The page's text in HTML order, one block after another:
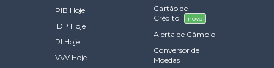
PIB Hoje
IDP Hoje
RI Hoje
VVV Hoje
Cartão de
Crédito
novo
Alerta de Câmbio
Conversor de
Moedas